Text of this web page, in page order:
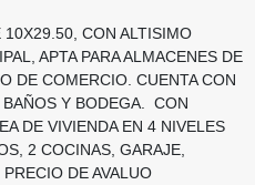
10X29.50, CON ALTISIMO
APTA PARA ALMACENES DE
DE COMERCIO. CUENTA CON
Y BODEGA. CON
DE VIVIENDA EN 4 NIVELES
2 COCINAS, GARAJE,
DE AVALUO